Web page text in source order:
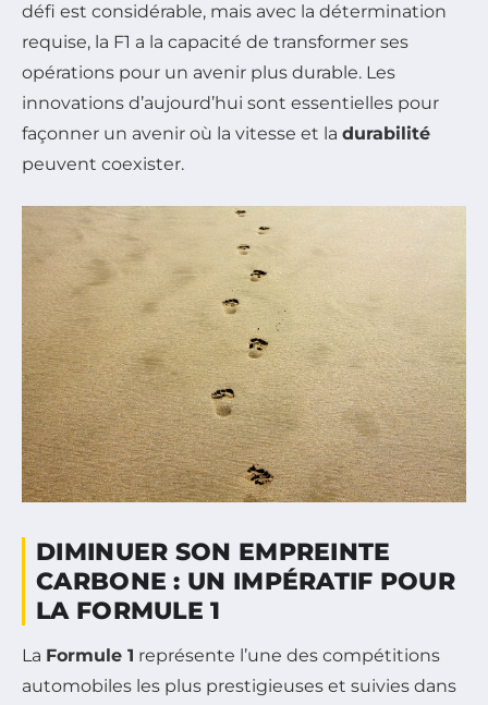
défi est considérable, mais avec la détermination
requise, la F1 a la capacité de transformer ses
opérations pour un avenir plus durable. Les
innovations d’aujourd’hui sont essentielles pour
façonner un avenir où la vitesse et la durabilité
peuvent coexister.
DIMINUER SON EMPREINTE
CARBONE : UN IMPÉRATIF POUR
LA FORMULE 1
La Formule 1 représente l’une des compétitions
automobiles les plus prestigieuses et suivies dans